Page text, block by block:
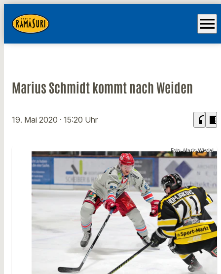
menu
Marius Schmidt kommt nach Weiden
19. Mai 2020 · 15:20 Uhr headphones chrome_reader_mode
Foto: Mario Wiedel